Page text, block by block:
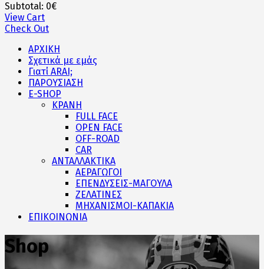
Subtotal: 0€
View Cart
Check Out
ΑΡΧΙΚΗ
Σχετικά με εμάς
Γιατί ARAI;
ΠΑΡΟΥΣΙΑΣΗ
E-SHOP
ΚΡΑΝΗ
FULL FACE
OPEN FACE
OFF-ROAD
CAR
ΑΝΤΑΛΛΑΚΤΙΚΑ
ΑΕΡΑΓΩΓΟΙ
ΕΠΕΝΔΥΣΕΙΣ-ΜΑΓΟΥΛΑ
ΖΕΛΑΤΙΝΕΣ
ΜΗΧΑΝΙΣΜΟΙ-ΚΑΠΑΚΙΑ
ΕΠΙΚΟΙΝΩΝΙΑ
Shop